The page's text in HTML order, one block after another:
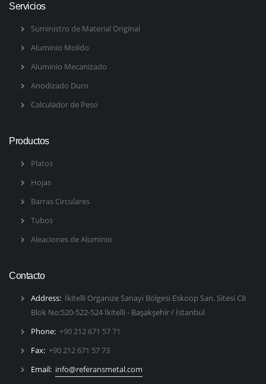
Servicios
Suministro de Material Original
Aluminio Molido
Aluminio Mecanizado
Anodizado Duro
Calculador de Peso
Productos
Platos
Hojas
Barras Circulares
Tubos
Aleaciones de Aluminio
Contacto
Address: İkitelli Organize Sanayi Bölgesi Eskoop San. Sitesi C8
Blok No:520-522-524 İkitelli - Başakşehir / İstanbul
Phone: +90 212 671 57 71
Fax: +90 212 671 57 73
Email: info@referansmetal.com